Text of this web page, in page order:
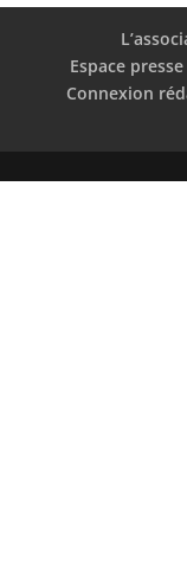
Espace presse
Connexion